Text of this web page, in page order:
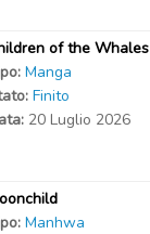
of the Whales
Manga
Finito
20 Luglio 2026
Manhwa